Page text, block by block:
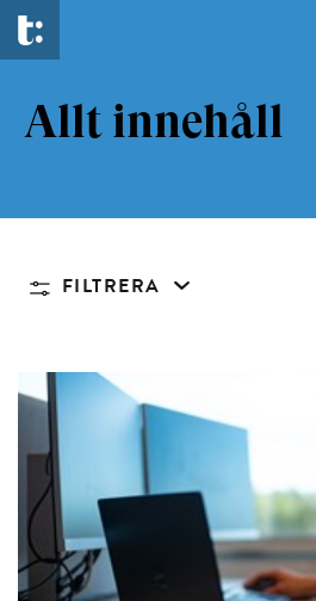
Allt innehåll
FILTRERA